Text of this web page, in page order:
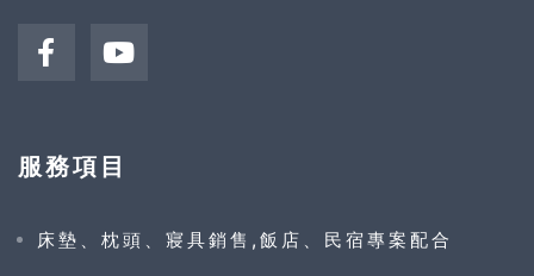
服務項目
床墊、枕頭、寢具銷售,飯店、民宿專案配合